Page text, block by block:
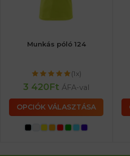
Munkás póló 124
(1x)
3 420Ft ÁFA-val
OPCIÓK VÁLASZTÁSA